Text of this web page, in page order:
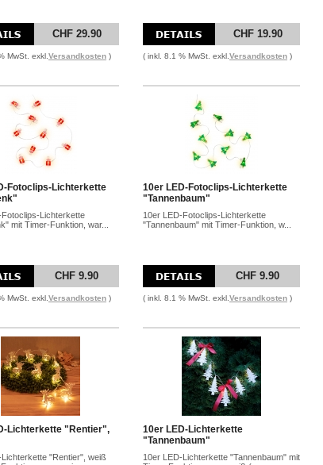
CHF 29.90
MwSt. exkl. Versandkosten )
CHF 19.90
( inkl. 8.1 % MwSt. exkl. Versandkosten )
Fotoclips-Lichterkette
Fotoclips-Lichterkette
mit Timer-Funktion, war...
CHF 9.90
MwSt. exkl. Versandkosten )
10er LED-Fotoclips-Lichterkette
"Tannenbaum"
10er LED-Fotoclips-Lichterkette
"Tannenbaum" mit Timer-Funktion, w...
CHF 9.90
( inkl. 8.1 % MwSt. exkl. Versandkosten )
Lichterkette "Rentier",
Lichterkette "Rentier", weiß
10er LED-Lichterkette
"Tannenbaum"
10er LED-Lichterkette "Tannenbaum" mit